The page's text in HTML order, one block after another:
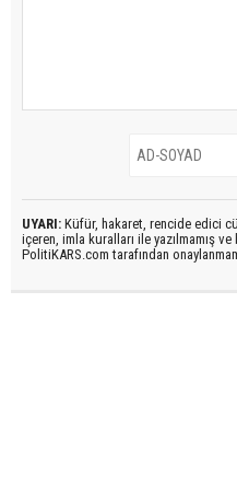
UYARI: Küfür, hakaret, rencide edici
içeren, imla kuralları ile yazılmamış
PolitiKARS.com tarafından